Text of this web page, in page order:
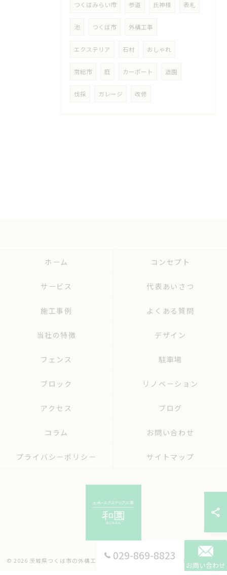
つくばみらい市 参道 氏神様 表札
池 つくば市 外構工事
エクステリア 石材 おしゃれ
常総市 庭 カーポート 造園
伐採 ガレージ 改修
029-869-8823
お問い合わせ
ホーム コンセプト
サービス 代表あいさつ
施工事例 よくある質問
当社の特徴 デザイン
フェンス 駐車場
ブロック リノベーション
アクセス ブログ
コラム お問い合わせ
プライバシーポリシー サイトマップ
© 2026 茨城県つくば市の外構工事なら有限会社和園 ALL RIGHTS RESERVED.